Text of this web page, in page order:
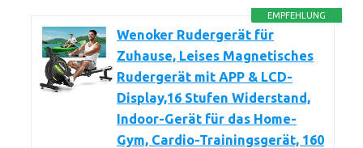
EMPFEHLUNG
Wenoker Rudergerät für
Zuhause, Leises Magnetisches
Rudergerät mit APP & LCD-
Display,16 Stufen Widerstand,
Indoor-Gerät für das Home-
Gym, Cardio-Trainingsgerät, 160